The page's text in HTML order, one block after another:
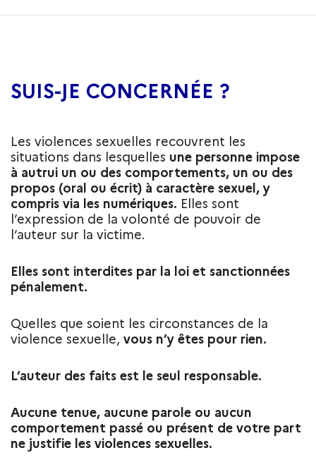
SUIS-JE CONCERNÉE ?
Les violences sexuelles recouvrent les
situations dans lesquelles une personne impose
à autrui un ou des comportements, un ou des
propos (oral ou écrit) à caractère sexuel, y
compris via les numériques. Elles sont
l’expression de la volonté de pouvoir de
l’auteur sur la victime.
Elles sont interdites par la loi et sanctionnées
pénalement.
Quelles que soient les circonstances de la
violence sexuelle, vous n’y êtes pour rien.
L’auteur des faits est le seul responsable.
Aucune tenue, aucune parole ou aucun
comportement passé ou présent de votre part
ne justifie les violences sexuelles.